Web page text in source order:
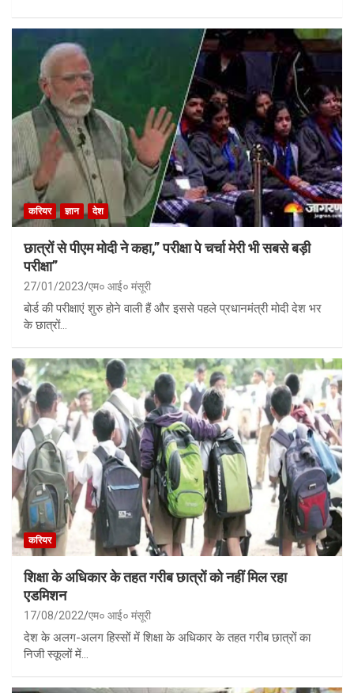
करियर ज्ञान देश
छात्रों से पीएम मोदी ने कहा,” परीक्षा पे चर्चा मेरी भी सबसे बड़ी
परीक्षा”
27/01/2023 एम० आई० मंसूरी
बोर्ड की परीक्षाएं शुरु होने वाली हैं और इससे पहले प्रधानमंत्री मोदी देश भर
के छात्रों…
करियर
शिक्षा के अधिकार के तहत गरीब छात्रों को नहीं मिल रहा
एडमिशन
17/08/2022 एम० आई० मंसूरी
देश के अलग-अलग हिस्सों में शिक्षा के अधिकार के तहत गरीब छात्रों का
निजी स्कूलों में…